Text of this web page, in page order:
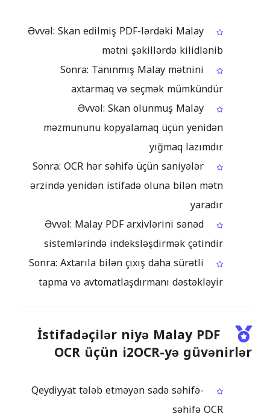
Əvvəl: Skan edilmiş PDF-lərdəki Malay
mətni şəkillərdə kilidlənib
Sonra: Tanınmış Malay mətnini
axtarmaq və seçmək mümkündür
Əvvəl: Skan olunmuş Malay
məzmununu kopyalamaq üçün yenidən
yığmaq lazımdır
Sonra: OCR hər səhifə üçün saniyələr
ərzində yenidən istifadə oluna bilən mətn
yaradır
Əvvəl: Malay PDF arxivlərini sənəd
sistemlərində indeksləşdirmək çətindir
Sonra: Axtarıla bilən çıxış daha sürətli
tapma və avtomatlaşdırmanı dəstəkləyir
İstifadəçilər niyə Malay PDF
OCR üçün i2OCR-yə güvənirlər
Qeydiyyat tələb etməyən sadə səhifə-
səhifə OCR